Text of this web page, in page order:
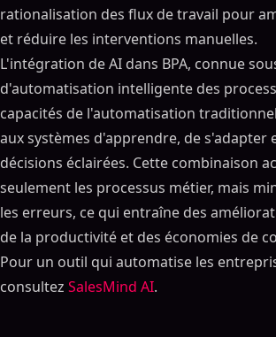
rationalisation des flux de travail pour
et réduire les interventions manuelles.
L'intégration de AI dans BPA, connue
d'automatisation intelligente des
capacités de l'automatisation
aux systèmes d'apprendre, de s'adapter
décisions éclairées. Cette combinaison
seulement les processus métier, mais
les erreurs, ce qui entraîne des
de la productivité et des économies de
Pour un outil qui automatise les
consultez SalesMind AI.